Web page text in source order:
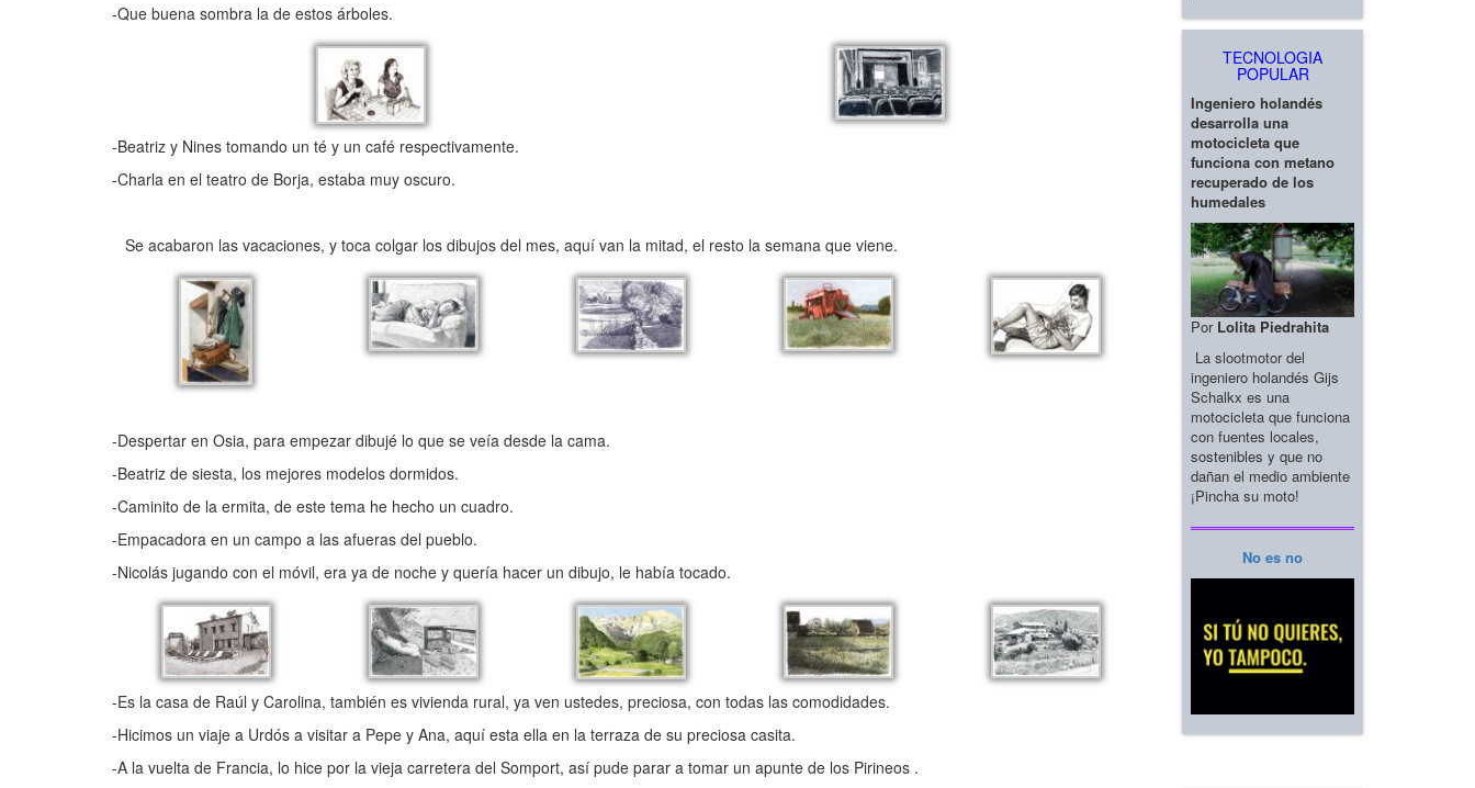
-Que buena sombra la de estos árboles.
-Beatriz y Nines tomando un té y un café respectivamente.
-Charla en el teatro de Borja, estaba muy oscuro.
Se acabaron las vacaciones, y toca colgar los dibujos del mes, aquí van la mitad, el resto la semana que viene.
-Despertar en Osia, para empezar dibujé lo que se veía desde la cama.
-Beatriz de siesta, los mejores modelos dormidos.
-Caminito de la ermita, de este tema he hecho un cuadro.
-Empacadora en un campo a las afueras del pueblo.
-Nicolás jugando con el móvil, era ya de noche y quería hacer un dibujo, le había tocado.
-Es la casa de Raúl y Carolina, también es vivienda rural, ya ven ustedes, preciosa, con todas las comodidades.
-Hicimos un viaje a Urdós a visitar a Pepe y Ana, aquí esta ella en la terraza de su preciosa casita.
-A la vuelta de Francia, lo hice por la vieja carretera del Somport, así pude parar a tomar un apunte de los Pirineos .
TECNOLOGIA
POPULAR
Ingeniero holandés
desarrolla una
motocicleta que
funciona con metano
recuperado de los
humedales
Por Lolita Piedrahita
La slootmotor del
ingeniero holandés Gijs
Schalkx es una
motocicleta que funciona
con fuentes locales,
sostenibles y que no
dañan el medio ambiente
¡Pincha su moto!
No es no